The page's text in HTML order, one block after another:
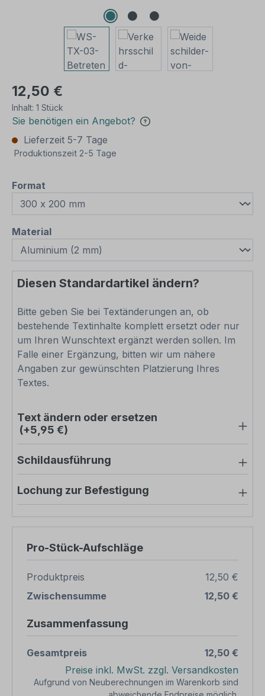
12,50 €
Inhalt: 1 Stück
Sie benötigen ein Angebot?
Lieferzeit 5-7 Tage
Produktionszeit 2-5 Tage
Format
Materialauswählen
Diesen Standardartikel ändern?
Bitte geben Sie bei Textänderungen an, ob
bestehende Textinhalte komplett ersetzt oder nur
um Ihren Wunschtext ergänzt werden sollen. Im
Falle einer Ergänzung, bitten wir um nähere
Angaben zur gewünschten Platzierung Ihres
Textes.
Text ändern oder ersetzen
(+5,95 €)
Schildausführung
Lochung zur Befestigung
Pro-Stück-Aufschläge
Produktpreis
12,50 €
Zwischensumme
12,50 €
Zusammenfassung
Gesamtpreis
12,50 €
Preise inkl. MwSt. zzgl. Versandkosten
Aufgrund von Neuberechnungen im Warenkorb sind